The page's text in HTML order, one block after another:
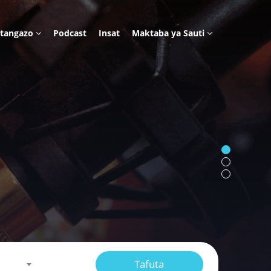
Podcast Insat Maktaba ya Sauti
Tafuta